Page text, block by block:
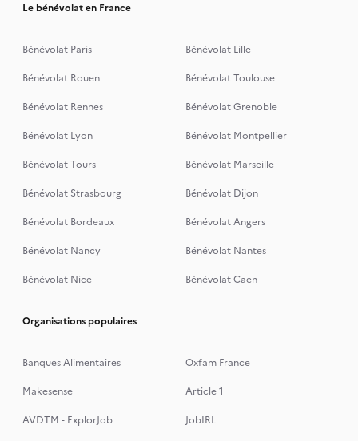
Le bénévolat en France
Bénévolat Paris
Bénévolat Lille
Bénévolat Rouen
Bénévolat Toulouse
Bénévolat Rennes
Bénévolat Grenoble
Bénévolat Lyon
Bénévolat Montpellier
Bénévolat Tours
Bénévolat Marseille
Bénévolat Strasbourg
Bénévolat Dijon
Bénévolat Bordeaux
Bénévolat Angers
Bénévolat Nancy
Bénévolat Nantes
Bénévolat Nice
Bénévolat Caen
Organisations populaires
Banques Alimentaires
Oxfam France
Makesense
Article 1
AVDTM - ExplorJob
JobIRL